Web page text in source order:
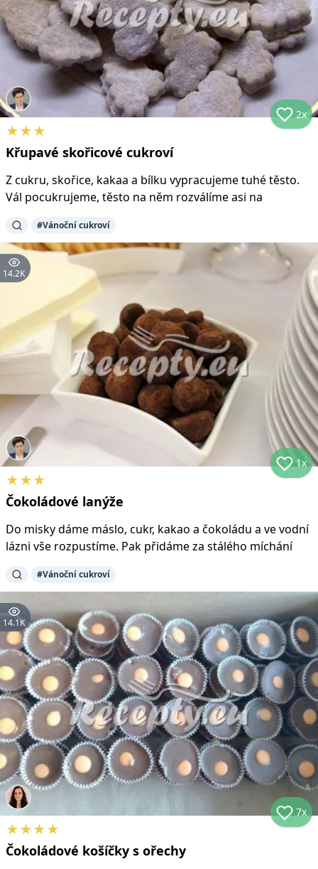
2x
★★★
Křupavé skořicové cukroví
Z cukru, skořice, kakaa a bílku vypracujeme tuhé těsto.
Vál pocukrujeme, těsto na něm rozválíme asi na
#Vánoční cukroví
14.2K
1x
★★★
Čokoládové lanýže
Do misky dáme máslo, cukr, kakao a čokoládu a ve vodní
lázni vše rozpustíme. Pak přidáme za stálého míchání
#Vánoční cukroví
14.1K
7x
★★★★
Čokoládové košíčky s ořechy